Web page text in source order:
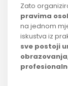
Zato
pravima
na jednom
iskustva iz
sve postoji